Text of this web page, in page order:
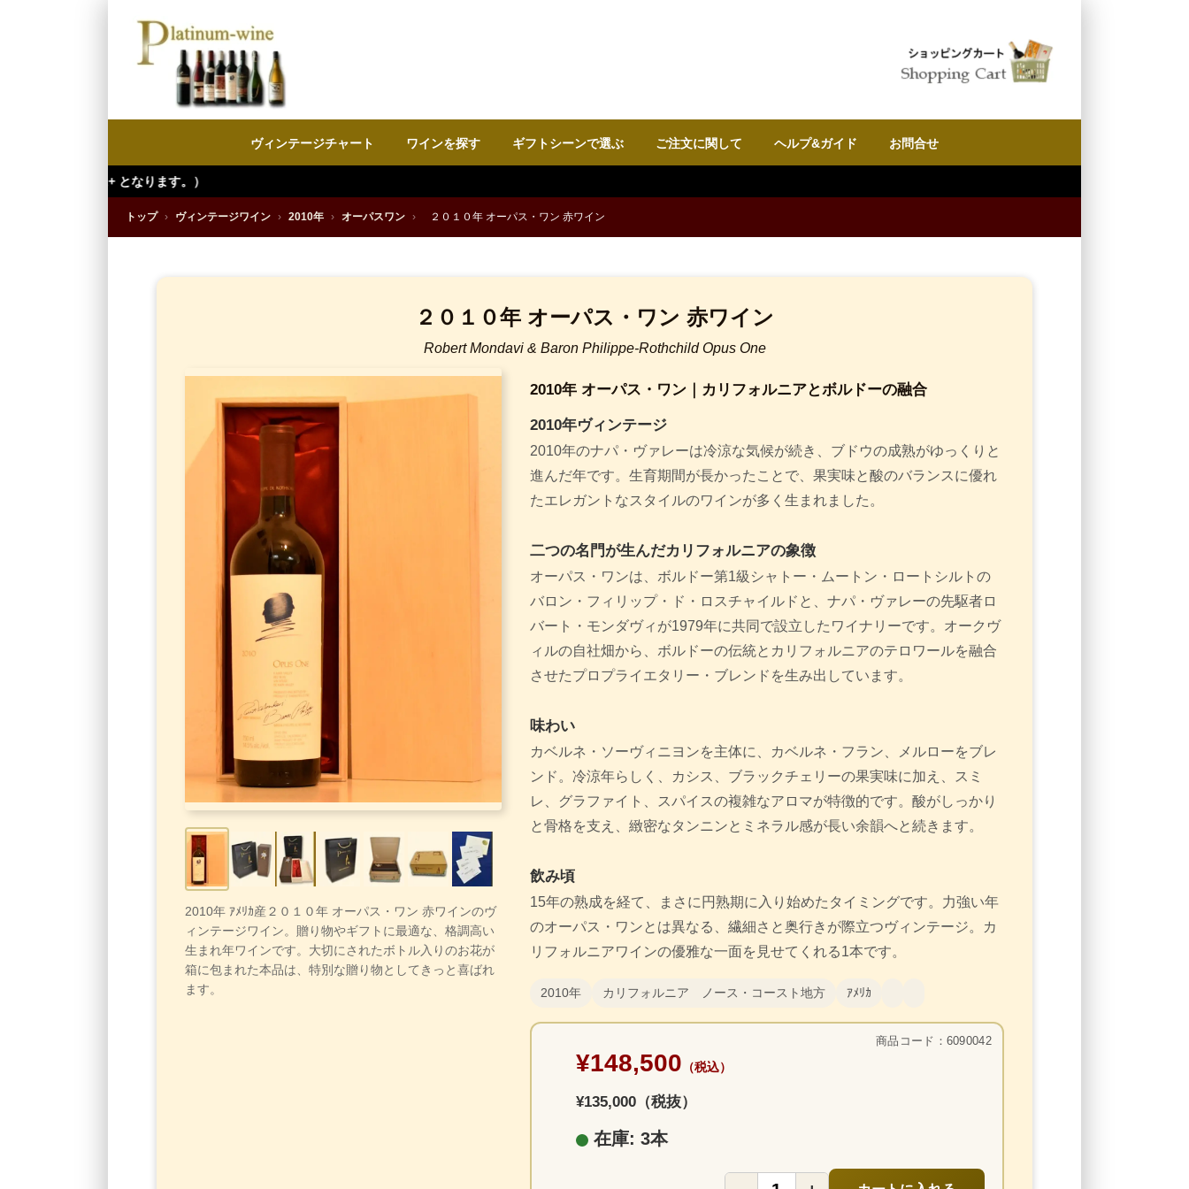
ヴィンテージチャート ワインを探す ギフトシーンで選ぶ ご注文に関して ヘルプ&ガイド お問合せ
トップ › ヴィンテージワイン › 2010年 › オーパスワン › ２０１０年 オーパス・ワン 赤ワイン
２０１０年 オーパス・ワン 赤ワイン
Robert Mondavi & Baron Philippe-Rothchild Opus One
2010年 ｱﾒﾘｶ産２０１０年 オーパス・ワン 赤ワインのヴ
ィンテージワイン。贈り物やギフトに最適な、格調高い
生まれ年ワインです。大切にされたボトル入りのお花が
箱に包まれた本品は、特別な贈り物としてきっと喜ばれ
ます。
2010年 オーパス・ワン｜カリフォルニアとボルドーの融合
2010年ヴィンテージ
2010年のナパ・ヴァレーは冷涼な気候が続き、ブドウの成熟がゆっくりと
進んだ年です。生育期間が長かったことで、果実味と酸のバランスに優れ
たエレガントなスタイルのワインが多く生まれました。
二つの名門が生んだカリフォルニアの象徴
オーパス・ワンは、ボルドー第1級シャトー・ムートン・ロートシルトの
バロン・フィリップ・ド・ロスチャイルドと、ナパ・ヴァレーの先駆者ロ
バート・モンダヴィが1979年に共同で設立したワイナリーです。オークヴ
ィルの自社畑から、ボルドーの伝統とカリフォルニアのテロワールを融合
させたプロプライエタリー・ブレンドを生み出しています。
味わい
カベルネ・ソーヴィニヨンを主体に、カベルネ・フラン、メルローをブレ
ンド。冷涼年らしく、カシス、ブラックチェリーの果実味に加え、スミ
レ、グラファイト、スパイスの複雑なアロマが特徴的です。酸がしっかり
と骨格を支え、緻密なタンニンとミネラル感が長い余韻へと続きます。
飲み頃
15年の熟成を経て、まさに円熟期に入り始めたタイミングです。力強い年
のオーパス・ワンとは異なる、繊細さと奥行きが際立つヴィンテージ。カ
リフォルニアワインの優雅な一面を見せてくれる1本です。
2010年 カリフォルニア ノース・コースト地方 ｱﾒﾘｶ
商品コード：6090042
¥148,500 （税込）
¥135,000（税抜）
在庫: 3本